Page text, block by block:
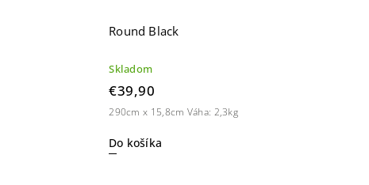
Round Black
Skladom
€39,90
Do košíka
290cm x 15,8cm Váha: 2,3kg